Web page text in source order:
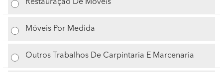
Restauração De Móveis
Móveis Por Medida
Outros Trabalhos De Carpintaria E Marcenaria